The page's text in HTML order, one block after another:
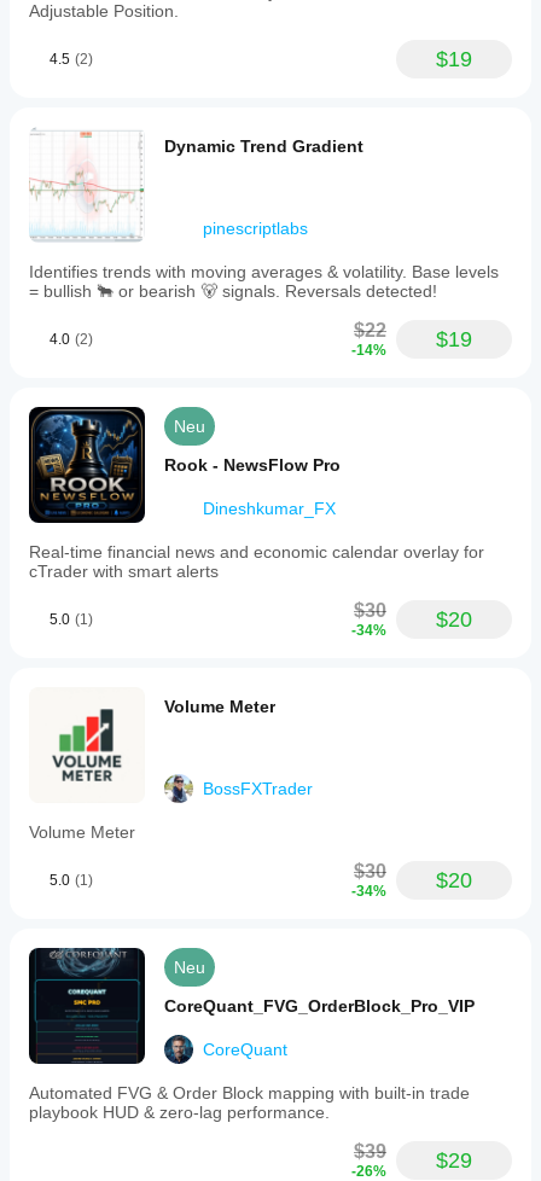
Adjustable Position.
4.5 (2) $19
Dynamic Trend Gradient
pinescriptlabs
Identifies trends with moving averages & volatility. Base levels
= bullish 🐂 or bearish 🐻 signals. Reversals detected!
4.0 (2) $22
-14% $19
Neu
Rook - NewsFlow Pro
Dineshkumar_FX
Real-time financial news and economic calendar overlay for
cTrader with smart alerts
5.0 (1) $30
-34% $20
Volume Meter
BossFXTrader
Volume Meter
5.0 (1) $30
-34% $20
Neu
CoreQuant_FVG_OrderBlock_Pro_VIP
CoreQuant
Automated FVG & Order Block mapping with built-in trade
playbook HUD & zero-lag performance.
$39
-26% $29